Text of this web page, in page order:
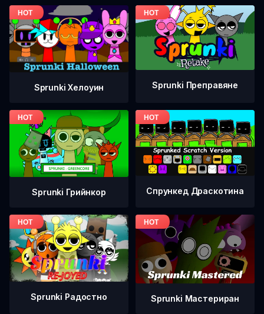
Sprunki Хелоуин Sprunki Преправяне
Sprunki Грийнкор Спрункед Драскотина
Sprunki Радостно Sprunki Мастериран